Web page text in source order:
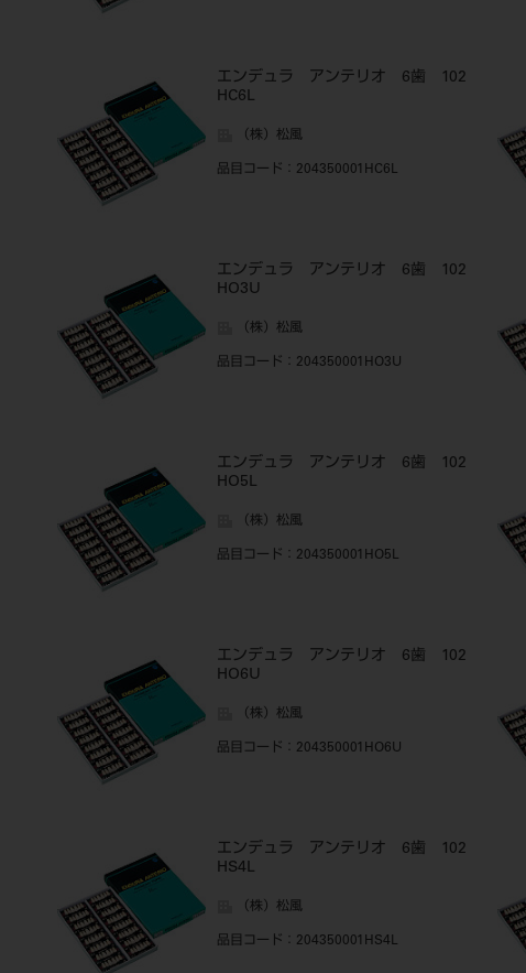
エンデュラ アンテリオ 6歯 102
HC6L
（株）松風
品目コード ：204350001HC6L
エンデュラ アンテリオ 6歯 102
HO3U
（株）松風
品目コード ：204350001HO3U
エンデュラ アンテリオ 6歯 102
HO5L
（株）松風
品目コード ：204350001HO5L
エンデュラ アンテリオ 6歯 102
HO6U
（株）松風
品目コード ：204350001HO6U
エンデュラ アンテリオ 6歯 102
HS4L
（株）松風
品目コード ：204350001HS4L